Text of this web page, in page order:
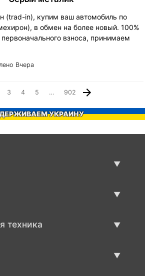
Вчера
(trad-in), купим ваш автомобиль по
в обмен на более новый. 100%
взноса, принимаем
3 4 5 … 902
УКРАИНУ
техника